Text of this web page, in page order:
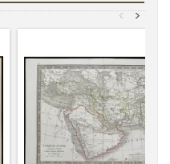
>
<